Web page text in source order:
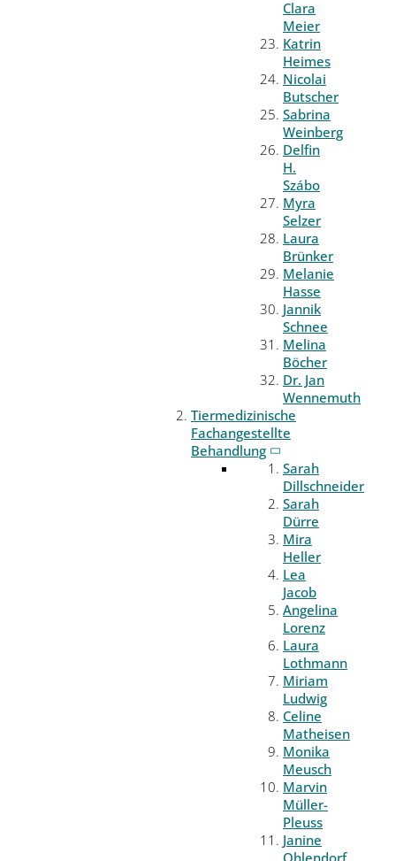
Clara
Meier
Katrin
Heimes
Nicolai
Butscher
Sabrina
Weinberg
Delfin
H.
Szábo
Myra
Selzer
Laura
Brünker
Melanie
Hasse
Jannik
Schnee
Melina
Böcher
Dr. Jan
Wennemuth
Tiermedizinische
Fachangestellte
Behandlung
Sarah
Dillschneider
Sarah
Dürre
Mira
Heller
Lea
Jacob
Angelina
Lorenz
Laura
Lothmann
Miriam
Ludwig
Celine
Matheisen
Monika
Meusch
Marvin
Müller-
Pleuss
Janine
Ohlendorf